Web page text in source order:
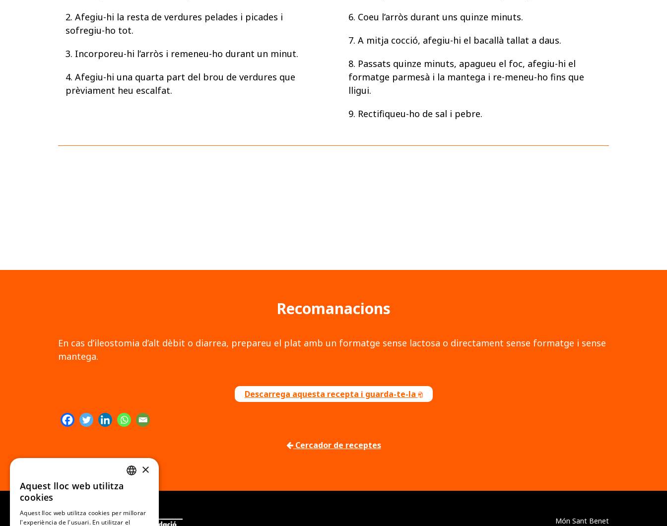
2. Afegiu-hi la resta de verdures pelades i picades i
sofregiu-ho tot.
3. Incorporeu-hi l’arròs i remeneu-ho durant un minut.
4. Afegiu-hi una quarta part del brou de verdures que
prèviament heu escalfat.
6. Coeu l’arròs durant uns quinze minuts.
7. A mitja cocció, afegiu-hi el bacallà tallat a daus.
8. Passats quinze minuts, apagueu el foc, afegiu-hi el
formatge parmesà i la mantega i re-meneu-ho fins que
lligui.
9. Rectifiqueu-ho de sal i pebre.
Recomanacions
En cas d’ileostomia d’alt dèbit o diarrea, prepareu el plat amb un formatge sense lactosa o directament sense formatge i sense
mantega.
Descarrega aquesta recepta i guarda-te-la
Cercador de receptes
Món Sant Benet
CATALAN
ENGLISH
×
Aquest lloc web utilitza
cookies
Aquest lloc web utilitza cookies per millorar
l'experiència de l'usuari. En utilitzar el